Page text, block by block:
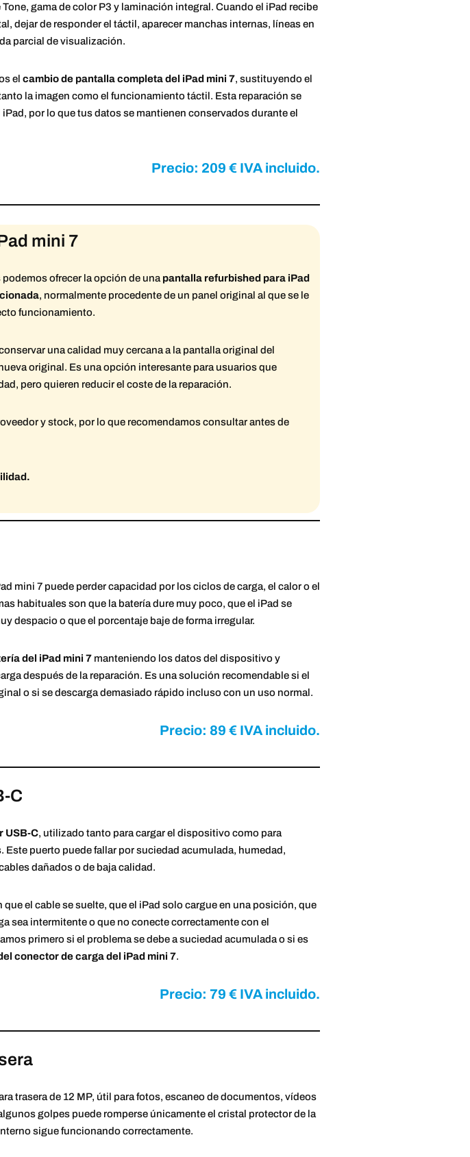
gama de color P3 y laminación integral. Cuando el iPad recibe
dejar de responder el táctil, aparecer manchas internas, líneas en
parcial de visualización.
el cambio de pantalla completa del iPad mini 7, sustituyendo el
la imagen como el funcionamiento táctil. Esta reparación se
por lo que tus datos se mantienen conservados durante el
Precio: 209 € IVA incluido.
mini 7
ofrecer la opción de una pantalla refurbished para iPad
, normalmente procedente de un panel original al que se le
funcionamiento.
una calidad muy cercana a la pantalla original del
original. Es una opción interesante para usuarios que
pero quieren reducir el coste de la reparación.
y stock, por lo que recomendamos consultar antes de
mini 7 puede perder capacidad por los ciclos de carga, el calor o el
habituales son que la batería dure muy poco, que el iPad se
despacio o que el porcentaje baje de forma irregular.
del iPad mini 7 manteniendo los datos del dispositivo y
después de la reparación. Es una solución recomendable si el
o si se descarga demasiado rápido incluso con un uso normal.
Precio: 89 € IVA incluido.
C
USB-C, utilizado tanto para cargar el dispositivo como para
puerto puede fallar por suciedad acumulada, humedad,
dañados o de baja calidad.
el cable se suelte, que el iPad solo cargue en una posición, que
sea intermitente o que no conecte correctamente con el
primero si el problema se debe a suciedad acumulada o si es
conector de carga del iPad mini 7.
Precio: 79 € IVA incluido.
trasera de 12 MP, útil para fotos, escaneo de documentos, vídeos
golpes puede romperse únicamente el cristal protector de la
sigue funcionando correctamente.